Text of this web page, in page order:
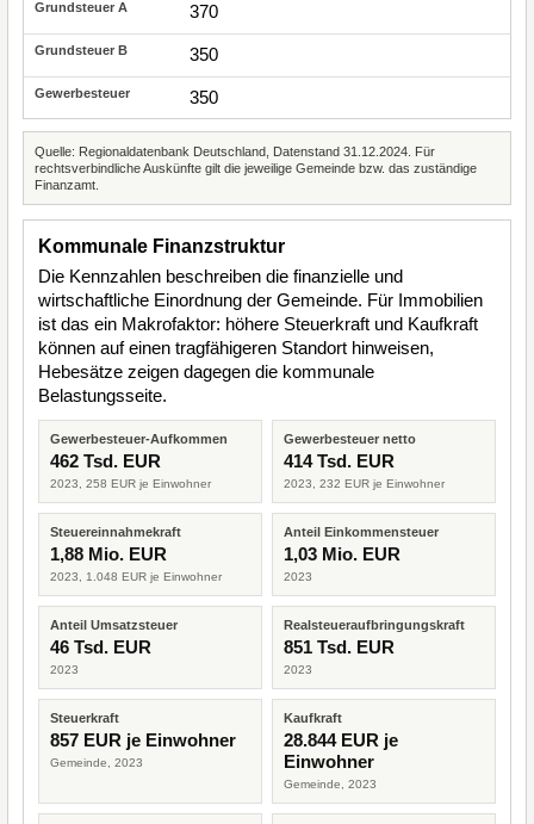
370
350
350
Quelle: Regionaldatenbank Deutschland, Datenstand 31.12.2024. Für
rechtsverbindliche Auskünfte gilt die jeweilige Gemeinde bzw. das zuständige
Finanzamt.
Kommunale Finanzstruktur
Die Kennzahlen beschreiben die finanzielle und
wirtschaftliche Einordnung der Gemeinde. Für Immobilien
ist das ein Makrofaktor: höhere Steuerkraft und Kaufkraft
können auf einen tragfähigeren Standort hinweisen,
Hebesätze zeigen dagegen die kommunale
Belastungsseite.
Gewerbesteuer-Aufkommen
462 Tsd. EUR
2023, 258 EUR je Einwohner
Gewerbesteuer netto
414 Tsd. EUR
2023, 232 EUR je Einwohner
Steuereinnahmekraft
1,88 Mio. EUR
2023, 1.048 EUR je Einwohner
Anteil Einkommensteuer
1,03 Mio. EUR
2023
Anteil Umsatzsteuer
46 Tsd. EUR
2023
Realsteueraufbringungskraft
851 Tsd. EUR
2023
Steuerkraft
857 EUR je Einwohner
Gemeinde, 2023
Kaufkraft
28.844 EUR je
Einwohner
Gemeinde, 2023